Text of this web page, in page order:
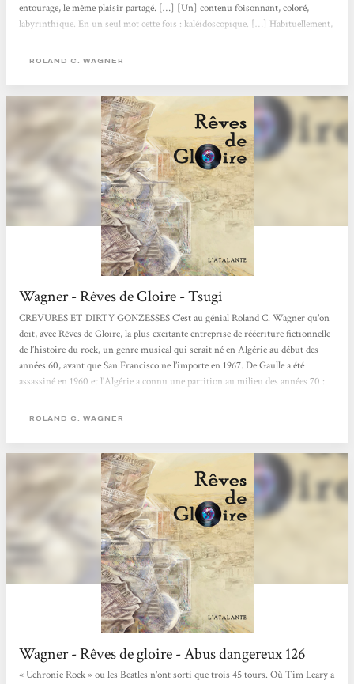
entourage, le même plaisir partagé. […] [Un] contenu foisonnant, coloré,
labyrinthique. En un seul mot cette fois : kaléidoscopique. […] Habituellement,
décrire le monde tel qu’il aurait pu être. Mais Wagner multiplie les points de...
ROLAND C. WAGNER
Wagner - Rêves de Gloire - Tsugi
CREVURES ET DIRTY GONZESSES C'est au génial Roland C. Wagner qu'on
doit, avec Rêves de Gloire, la plus excitante entreprise de réécriture fictionnelle
de l’histoire du rock, un genre musical qui serait né en Algérie au début des
années 60, avant que San Francisco ne l’importe en 1967. De Gaulle a été
assassiné en 1960 et l'Algérie a connu une partition au milieu des années 70 :
et un collectionneur de disques, spécialiste du "rock psychodélique", évoque ses
ROLAND C. WAGNER
Wagner - Rêves de gloire - Abus dangereux 126
« Uchronie Rock » ou les Beatles n'ont sorti que trois 45 tours. Où Tim Leary a